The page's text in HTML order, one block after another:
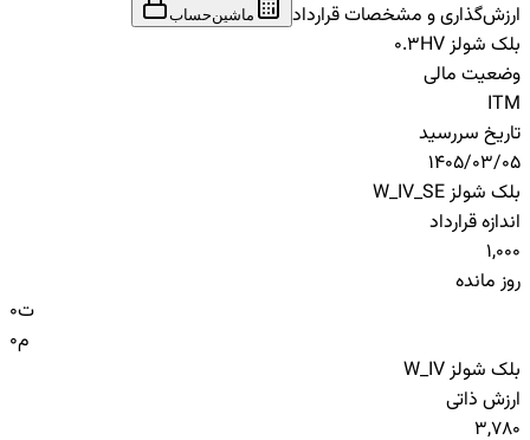
ارزش‌گذاری و مشخصات قرارداد
ماشین‌حساب
بلک شولز HV
0.3
وضعیت مالی
ITM
تاریخ سررسید
1405/03/05
بلک شولز W_IV_SE
اندازه قرارداد
1,000
روز مانده
0ت
0م
بلک شولز W_IV
ارزش ذاتی
3,780